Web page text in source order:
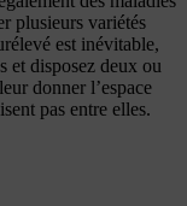
plusieurs variétés
est inévitable,
et disposez deux ou
donner l’espace
pas entre elles.